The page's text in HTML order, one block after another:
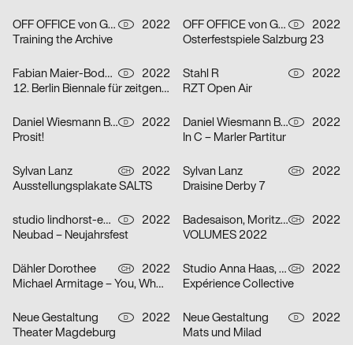
OFF OFFICE von Gross Lingemann GbR D
2022
Training the Archive
OFF OFFICE von Gross Lingemann GbR D
2022
Osterfestspiele Salzburg 23
Fabian Maier-Bode, Martin Wecke D
2022
12. Berlin Biennale für zeitgenössische Kunst
Stahl R D
2022
RZT Open Air
Daniel Wiesmann Büro für Gestaltung, Radziejewski Robert D
2022
Prosit!
Daniel Wiesmann Büro für Gestaltung D
2022
In C – Marler Partitur
Sylvan Lanz CH
2022
Ausstellungsplakate SALTS
Sylvan Lanz CH
2022
Draisine Derby 7
studio lindhorst-emme+hinrichs, Momo Egli D
2022
Neubad – Neujahrsfest
Badesaison, Moritz Furger CH
2022
VOLUMES 2022
Dähler Dorothee CH
2022
Michael Armitage – You, Who are Still Alive
Studio Anna Haas, Gina Burri CH
2022
Expérience Collective
Neue Gestaltung D
2022
Theater Magdeburg
Neue Gestaltung D
2022
Mats und Milad